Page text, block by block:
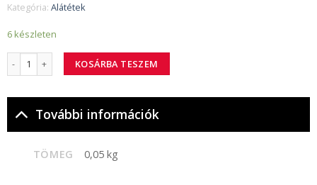
Kategória: Alátétek
6 készleten
93-0806 alátétlemez mennyiség
KOSÁRBA TESZEM
További információk
TÖMEG 0,05 kg